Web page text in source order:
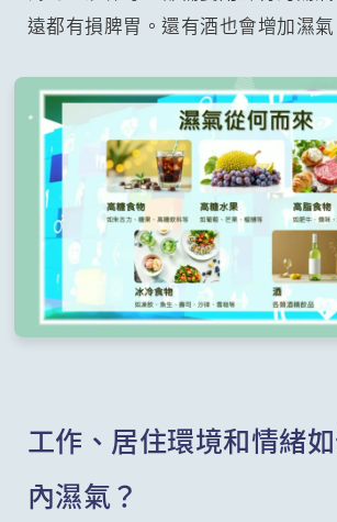
遠都有損脾胃。還有酒也會增加濕氣
工作、居住環境和情緒
內濕氣？